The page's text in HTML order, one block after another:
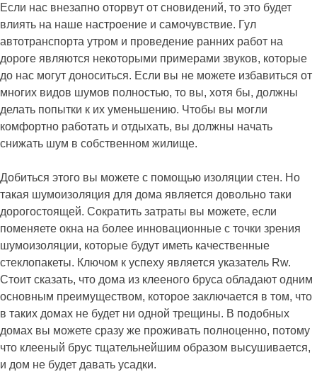
Если нас внезапно оторвут от сновидений, то это будет
влиять на наше настроение и самочувствие. Гул
автотранспорта утром и проведение ранних работ на
дороге являются некоторыми примерами звуков, которые
до нас могут доноситься. Если вы не можете избавиться от
многих видов шумов полностью, то вы, хотя бы, должны
делать попытки к их уменьшению. Чтобы вы могли
комфортно работать и отдыхать, вы должны начать
снижать шум в собственном жилище.
Добиться этого вы можете с помощью изоляции стен. Но
такая шумоизоляция для дома является довольно таки
дорогостоящей. Сократить затраты вы можете, если
поменяете окна на более инновационные с точки зрения
шумоизоляции, которые будут иметь качественные
стеклопакеты. Ключом к успеху является указатель Rw.
Стоит сказать, что дома из клееного бруса обладают одним
основным преимуществом, которое заключается в том, что
в таких домах не будет ни одной трещины. В подобных
домах вы можете сразу же проживать полноценно, потому
что клееный брус тщательнейшим образом высушивается,
и дом не будет давать усадки.